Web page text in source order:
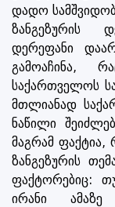
დადო
ზანგეზურის
დერეფანი
გამოაჩინა,
საქართველოს
მთლიანად
ნაწილი
მაგრამ ფაქტია,
ზანგეზურის
ფაქტორებიც:
ირანი